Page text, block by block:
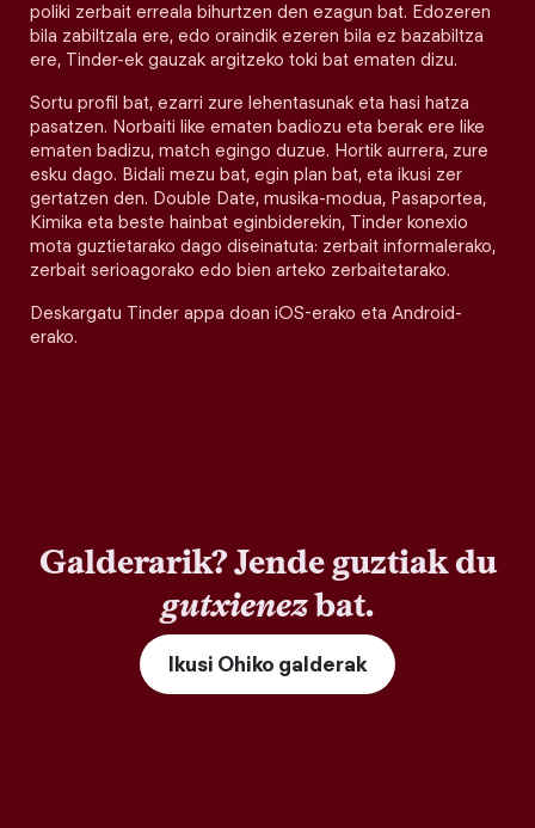
poliki zerbait erreala bihurtzen den ezagun bat. Edozeren
bila zabiltzala ere, edo oraindik ezeren bila ez bazabiltza
ere, Tinder-ek gauzak argitzeko toki bat ematen dizu.
Sortu profil bat, ezarri zure lehentasunak eta hasi hatza
pasatzen. Norbaiti like ematen badiozu eta berak ere like
ematen badizu, match egingo duzue. Hortik aurrera, zure
esku dago. Bidali mezu bat, egin plan bat, eta ikusi zer
gertatzen den. Double Date, musika-modua, Pasaportea,
Kimika eta beste hainbat eginbiderekin, Tinder konexio
mota guztietarako dago diseinatuta: zerbait informalerako,
zerbait serioagorako edo bien arteko zerbaitetarako.
Deskargatu Tinder appa doan iOS-erako eta Android-
erako.
Galderarik? Jende guztiak du
gutxienezbat.
Ikusi Ohiko galderak